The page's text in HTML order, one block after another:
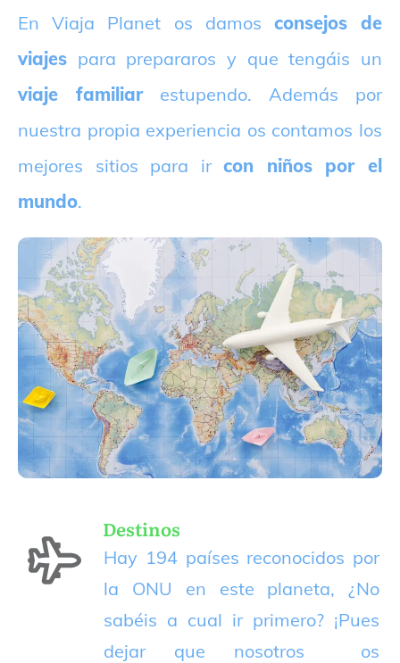
En Viaja Planet os damos consejos de
viajes para prepararos y que tengáis un
viaje familiarestupendo. Además por
nuestra propia experiencia os contamos los
mejores sitios para ircon niños por el
mundo.
Destinos
Hay 194 países reconocidos por
la ONU en este planeta, ¿No
sabéis a cual ir primero? ¡Pues
dejar que nosotros os